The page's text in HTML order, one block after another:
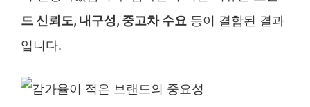
드 신뢰도, 내구성, 중고차 수요 등이 결합된 결과
입니다.